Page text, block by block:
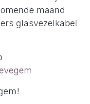
maand
glasvezelkabel